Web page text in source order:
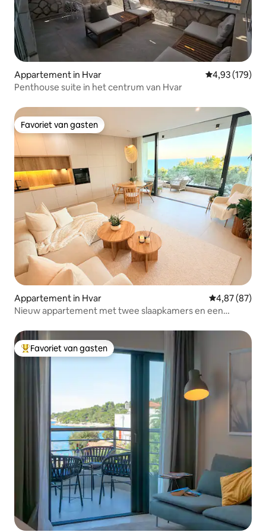
Appartement in Hvar Gemiddelde
4,93 (179)
Penthouse suite in het centrum van Hvar
Favoriet van gasten
Favoriet van gasten
Appartement in Hvar Gemiddelde
4,87 (87)
Nieuw appartement met twee slaapkamers en een
Topfavoriet van gasten
Favoriet van gasten